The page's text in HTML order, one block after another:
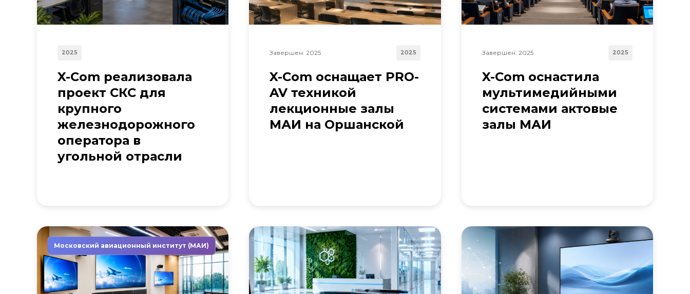
2025
X-Com реализовала
проект СКС для
крупного
железнодорожного
оператора в
угольной отрасли
Завершен: 2025 2025
X-Com оснащает PRO-
AV техникой
лекционные залы
МАИ на Оршанской
Завершен: 2025 2025
X-Com оснастила
мультимедийными
системами актовые
залы МАИ
Московский авиационный институт (МАИ)